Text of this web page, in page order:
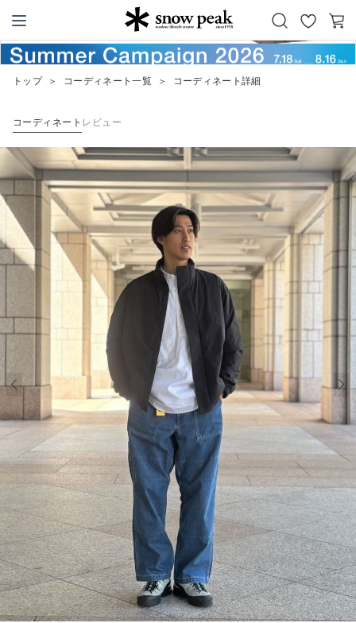
Snow Peak
お
カ
ー
トップ ＞ コーディネート一覧 ＞ コーディネート詳細
コーディネート レビュー